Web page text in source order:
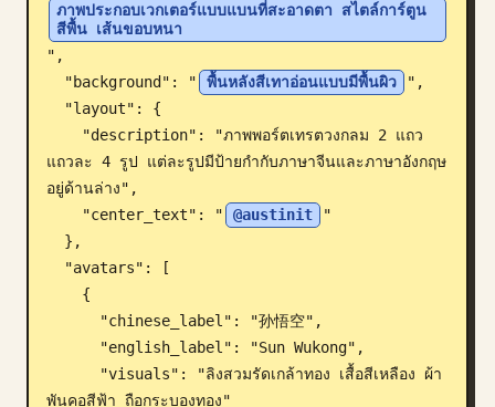
อัปเดต
ภาพประกอบเวกเตอร์แบบแบนที่สะอาดตา สไตล์การ์ตูน
สีพื้น เส้นขอบหนา
",
  "background": "
พื้นหลังสีเทาอ่อนแบบมีพื้นผิว
",
แถวละ 4 รูป แต่ละรูปมีป้ายกำกับภาษาจีนและภาษาอังกฤษ
อยู่ด้านล่าง",
    "center_text": "
@austinit
"
พันคอสีฟ้า ถือกระบองทอง"